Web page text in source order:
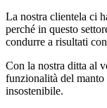
La nostra clientela ci
perché in questo
condurre a risultati
Con la nostra ditta al
funzionalità del manto
insostenibile.